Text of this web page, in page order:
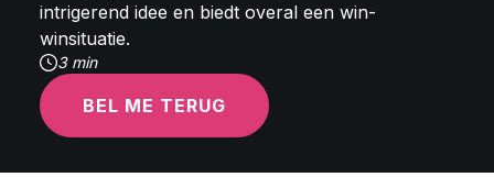
intrigerend idee en biedt overal een win-
winsituatie.
3 min
BEL ME TERUG